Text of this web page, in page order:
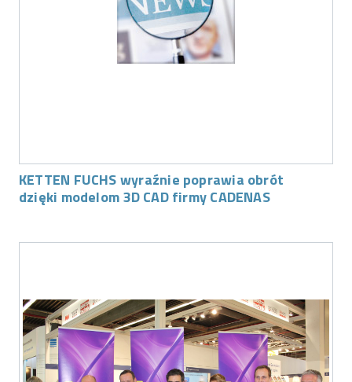
KETTEN FUCHS wyraźnie poprawia obrót
dzięki modelom 3D CAD firmy CADENAS